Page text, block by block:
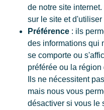
de notre site
sur le site et
Préférence : ils
des informations qui
se comporte ou
préférée ou la
Ils ne nécessitent
mais nous vous
désactiver si vous le